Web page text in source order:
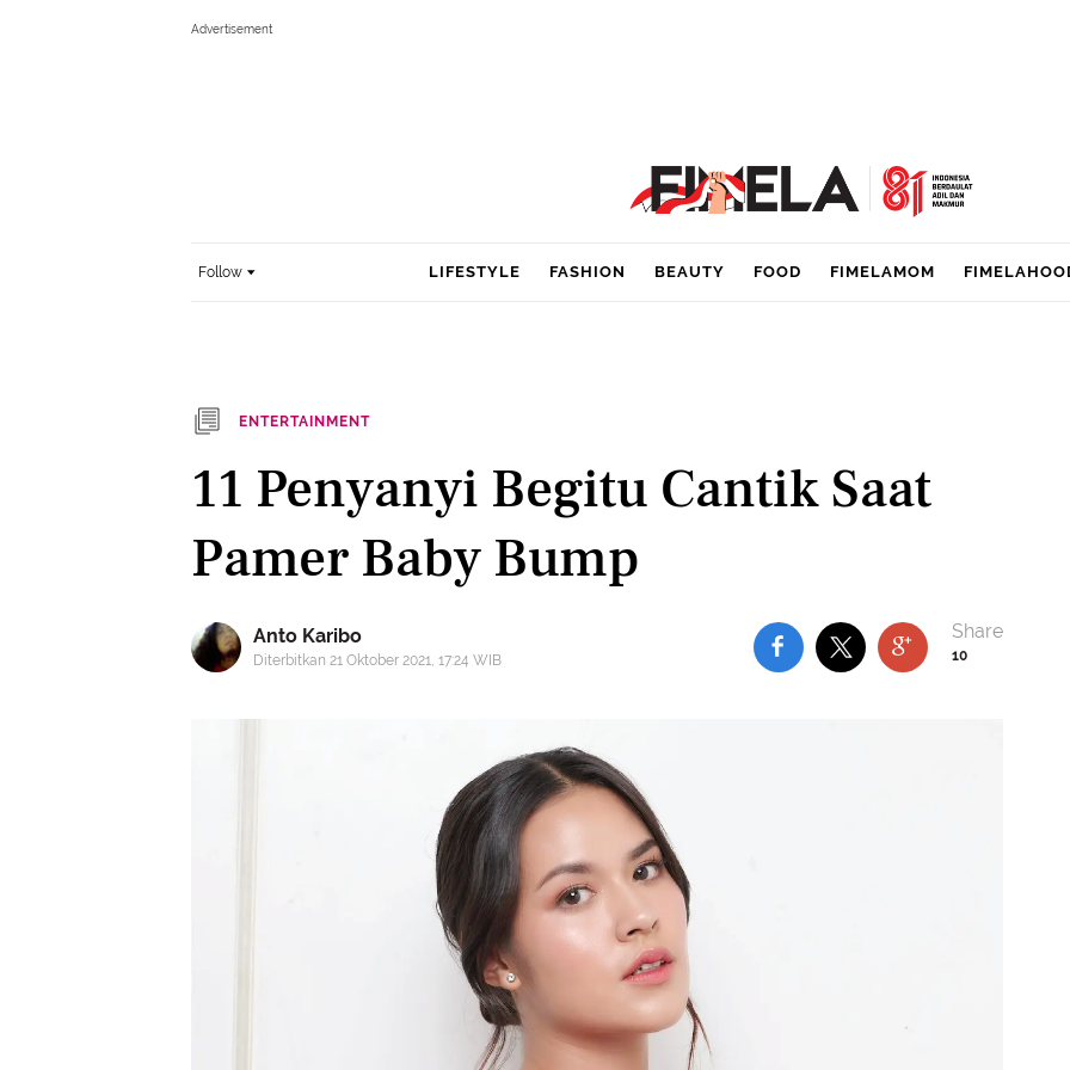
Follow LIFESTYLE FASHION BEAUTY FOOD FIMELAMOM
ENTERTAINMENT
11 Penyanyi Begitu Cantik Saat
Pamer Baby Bump
Anto Karibo
Diterbitkan 21 Oktober 2021, 17:24 WIB 10